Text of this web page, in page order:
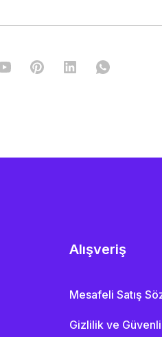
Alışveriş
Mesafeli Satış
Gizlilik ve